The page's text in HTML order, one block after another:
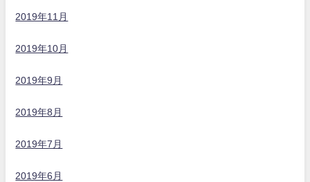
2019年11月
2019年10月
2019年9月
2019年8月
2019年7月
2019年6月